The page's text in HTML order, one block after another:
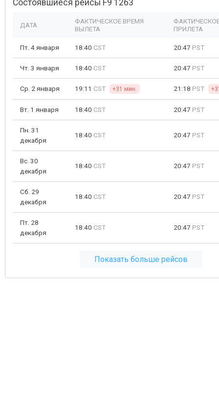
Состоявшиеся рейсы F9 1263
ДАТА
ФАКТИЧЕСКОЕ ВРЕМЯ
ВЫЛЕТА
ПРИЛЕТА
Пт. 4 января 18:40 CST 20:47 PST
Чт. 3 января 18:40 CST 20:47 PST
Ср. 2 января 19:11 CST +31 мин. 21:18 PST
Вт. 1 января 18:40 CST 20:47 PST
Пн. 31
декабря
18:40 CST 20:47 PST
Вс. 30
декабря
18:40 CST 20:47 PST
Сб. 29
декабря
18:40 CST 20:47 PST
Пт. 28
декабря
18:40 CST 20:47 PST
Показать больше рейсов